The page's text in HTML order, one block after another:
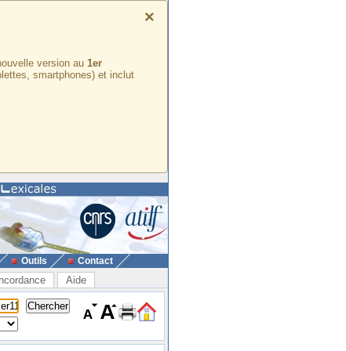
×
version au 1er
smartphones) et inclut
Outils Contact
Aide